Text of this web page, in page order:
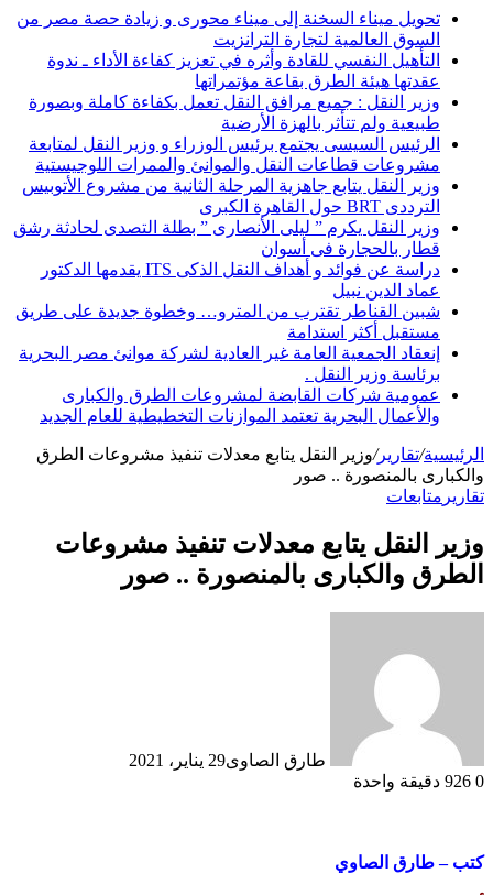
تحويل ميناء السخنة إلى ميناء محورى و زيادة حصة مصر من
السوق العالمية لتجارة الترانزيت
التأهيل النفسي للقادة وأثره في تعزيز كفاءة الأداء ـ ندوة
عقدتها هيئة الطرق بقاعة مؤتمراتها
وزير النقل : جميع مرافق النقل تعمل بكفاءة كاملة وبصورة
طبيعية ولم تتأثر بالهزة الأرضية
الرئيس السيسى يجتمع برئيس الوزراء و وزير النقل لمتابعة
مشروعات قطاعات النقل والموانئ والممرات اللوجيستية
وزير النقل يتابع جاهزية المرحلة الثانية من مشروع الأتوبيس
الترددى BRT حول القاهرة الكبرى
وزير النقل يكرم ” ليلى الأنصارى ” بطلة التصدى لحادثة رشق
قطار بالحجارة فى أسوان
دراسة عن فوائد و أهداف النقل الذكى ITS يقدمها الدكتور
عماد الدين نبيل
شبين القناطر تقترب من المترو… وخطوة جديدة على طريق
مستقبل أكثر استدامة
إنعقاد الجمعية العامة غير العادية لشركة موانئ مصر البحرية
برئاسة وزير النقل .
عمومية شركات القابضة لمشروعات الطرق والكبارى
والأعمال البحرية تعتمد الموازنات التخطيطية للعام الجديد
الرئيسية/تقارير/وزير النقل يتابع معدلات تنفيذ مشروعات الطرق
والكبارى بالمنصورة .. صور
تقارير متابعات
وزير النقل يتابع معدلات تنفيذ مشروعات
الطرق والكبارى بالمنصورة .. صور
طارق الصاوى29 يناير، 2021
0
دقيقة واحدة
كتب – طارق الصاوي